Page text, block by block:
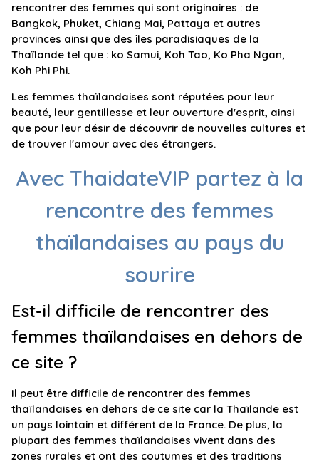
rencontrer des femmes qui sont originaires : de
Bangkok, Phuket, Chiang Mai, Pattaya et autres
provinces ainsi que des îles paradisiaques de la
Thaïlande tel que : ko Samui, Koh Tao, Ko Pha Ngan,
Koh Phi Phi.
Les femmes thaïlandaises sont réputées pour leur
beauté, leur gentillesse et leur ouverture d'esprit, ainsi
que pour leur désir de découvrir de nouvelles cultures et
de trouver l'amour avec des étrangers.
Avec ThaidateVIP partez à la
rencontre des femmes
thaïlandaises au pays du
sourire
Est-il difficile de rencontrer des
femmes thaïlandaises en dehors de
ce site ?
Il peut être difficile de rencontrer des femmes
thaïlandaises en dehors de ce site car la Thaïlande est
un pays lointain et différent de la France. De plus, la
plupart des femmes thaïlandaises vivent dans des
zones rurales et ont des coutumes et des traditions